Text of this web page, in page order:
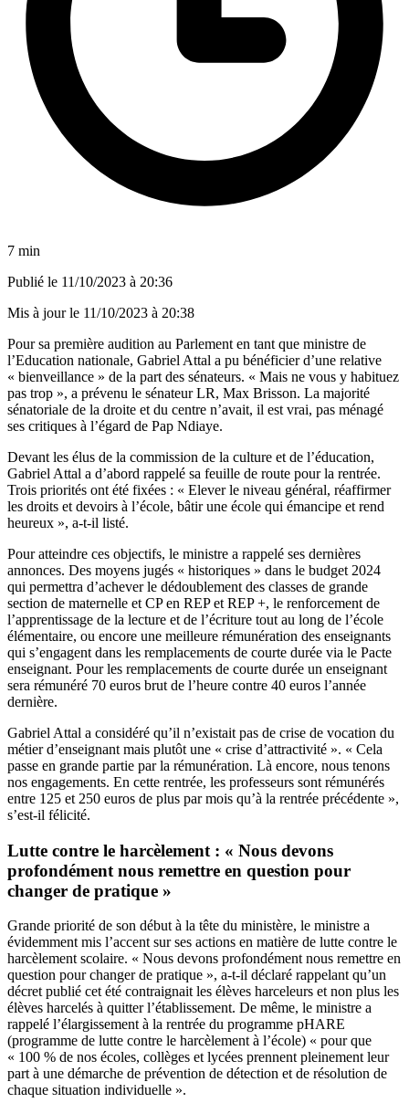
7 min
Publié le 11/10/2023 à 20:36
Mis à jour le 11/10/2023 à 20:38
Pour sa première audition au Parlement en tant que ministre de
l’Education nationale, Gabriel Attal a pu bénéficier d’une relative
« bienveillance » de la part des sénateurs. « Mais ne vous y habituez
pas trop », a prévenu le sénateur LR, Max Brisson. La majorité
sénatoriale de la droite et du centre n’avait, il est vrai, pas ménagé
ses critiques à l’égard de Pap Ndiaye.
Devant les élus de la commission de la culture et de l’éducation,
Gabriel Attal a d’abord rappelé sa feuille de route pour la rentrée.
Trois priorités ont été fixées : « Elever le niveau général, réaffirmer
les droits et devoirs à l’école, bâtir une école qui émancipe et rend
heureux », a-t-il listé.
Pour atteindre ces objectifs, le ministre a rappelé ses dernières
annonces. Des moyens jugés « historiques » dans le budget 2024
qui permettra d’achever le dédoublement des classes de grande
section de maternelle et CP en REP et REP +, le renforcement de
l’apprentissage de la lecture et de l’écriture tout au long de l’école
élémentaire, ou encore une meilleure rémunération des enseignants
qui s’engagent dans les remplacements de courte durée via le Pacte
enseignant. Pour les remplacements de courte durée un enseignant
sera rémunéré 70 euros brut de l’heure contre 40 euros l’année
dernière.
Gabriel Attal a considéré qu’il n’existait pas de crise de vocation du
métier d’enseignant mais plutôt une « crise d’attractivité ». « Cela
passe en grande partie par la rémunération. Là encore, nous tenons
nos engagements. En cette rentrée, les professeurs sont rémunérés
entre 125 et 250 euros de plus par mois qu’à la rentrée précédente »,
s’est-il félicité.
Lutte contre le harcèlement : « Nous devons
profondément nous remettre en question pour
changer de pratique »
Grande priorité de son début à la tête du ministère, le ministre a
évidemment mis l’accent sur ses actions en matière de lutte contre le
harcèlement scolaire. « Nous devons profondément nous remettre en
question pour changer de pratique », a-t-il déclaré rappelant qu’un
décret publié cet été contraignait les élèves harceleurs et non plus les
élèves harcelés à quitter l’établissement. De même, le ministre a
rappelé l’élargissement à la rentrée du programme pHARE
(programme de lutte contre le harcèlement à l’école) « pour que
« 100 % de nos écoles, collèges et lycées prennent pleinement leur
part à une démarche de prévention de détection et de résolution de
chaque situation individuelle ».